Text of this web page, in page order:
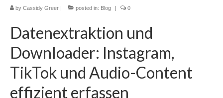
by Cassidy Greer | posted in: Blog | 0
Datenextraktion und
Downloader: Instagram,
TikTok und Audio-Content
effizient erfassen